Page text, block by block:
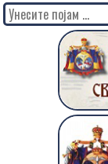
Search
for: